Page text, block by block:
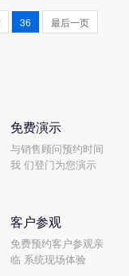
36 最后一页
免费演示
与销售顾问预约时间
我 们登门为您演示
客户参观
免费预约客户参观亲
临 系统现场体验